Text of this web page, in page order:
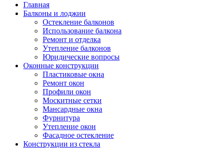
Главная
Балконы и лоджии
Остекление балконов
Использование балкона
Ремонт и отделка
Утепление балконов
Юридические вопросы
Оконные конструкции
Пластиковые окна
Ремонт окон
Профили окон
Москитные сетки
Мансардные окна
Фурнитура
Утепление окон
Фасадное остекление
Конструкции из стекла